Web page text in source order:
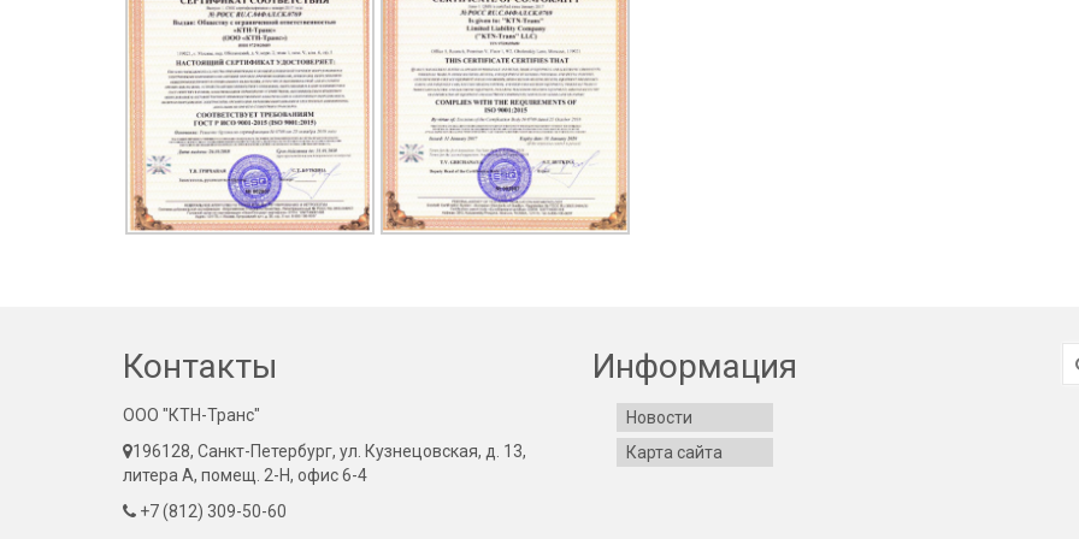
Контакты
ООО "КТН-Транс"
196128, Санкт-Петербург, ул. Кузнецовская, д. 13,
литера А, помещ. 2-Н, офис 6-4
+7 (812) 309-50-60
Информация
Новости
Карта сайта